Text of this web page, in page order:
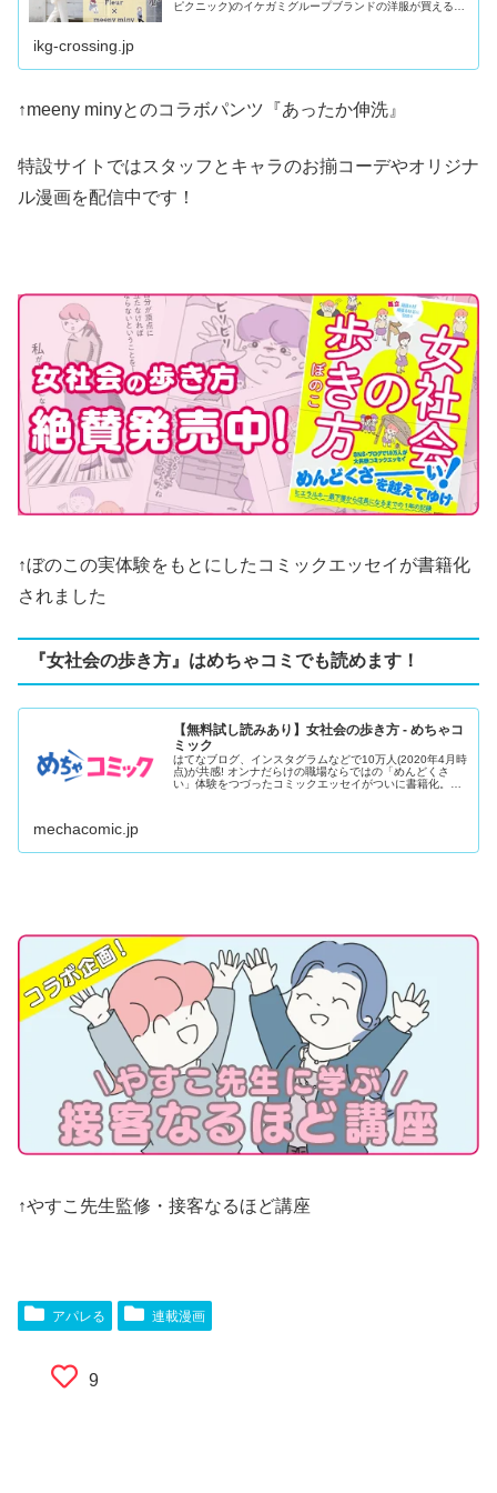
ピクニック)のイケガミグループブランドの洋服が買える公
ikg-crossing.jp
↑meeny minyとのコラボパンツ『あったか伸洗』
特設サイトではスタッフとキャラのお揃コーデやオリジナ
ル漫画を配信中です！
↑ぼのこの実体験をもとにしたコミックエッセイが書籍化
されました
『女社会の歩き方』はめちゃコミでも読めます！
【無料試し読みあり】女社会の歩き方 - めちゃコ
ミック
はてなブログ、インスタグラムなどで10万人(2020年4月時
点)が共感! オンナだらけの職場ならではの「めんどくさ
い」体験をつづったコミックエッセイがついに書籍化。子
mechacomic.jp
↑やすこ先生監修・接客なるほど講座
アパレる 連載漫画
9